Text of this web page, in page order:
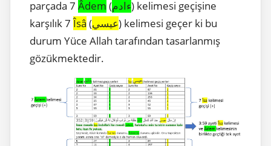
parçada 7 Âdem (ءادم) kelimesi geçişine
karşılık 7Îsâ (عيسي) kelimesi geçer ki bu
durum Yüce Allah tarafından tasarlanmış
gözükmektedir.